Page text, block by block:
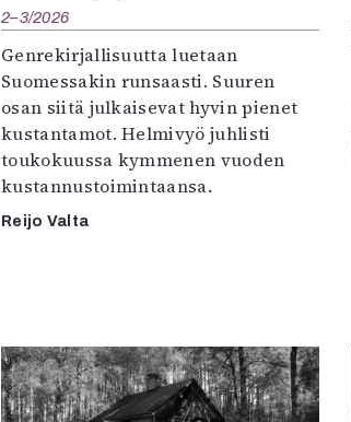
2–3/2026
Genrekirjallisuutta luetaan
Suomessakin runsaasti. Suuren
osan siitä julkaisevat hyvin pienet
kustantamot. Helmivyö juhlisti
toukokuussa kymmenen vuoden
kustannustoimintaansa.
Reijo Valta